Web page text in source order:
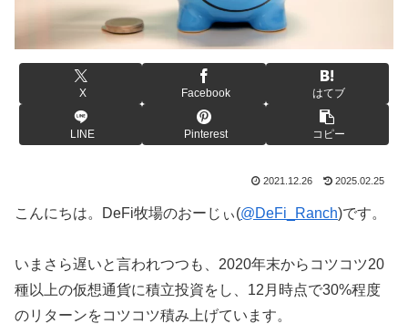
X Facebook はてブ
LINE Pinterest コピー
2021.12.26 2025.02.25
こんにちは。DeFi牧場のおーじぃ(@DeFi_Ranch)です。
いまさら遅いと言われつつも、2020年末からコツコツ20
種以上の仮想通貨に積立投資をし、12月時点で30%程度
のリターンをコツコツ積み上げています。